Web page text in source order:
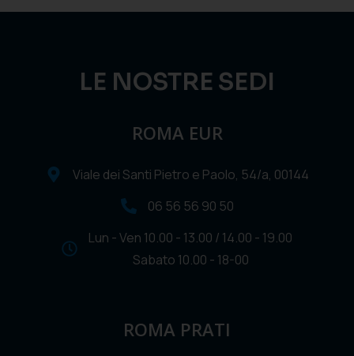
LE NOSTRE SEDI
ROMA EUR
Viale dei Santi Pietro e Paolo, 54/a, 00144
06 56 56 90 50
Lun - Ven 10.00 - 13.00 / 14.00 - 19.00
Sabato 10.00 - 18-00
ROMA PRATI